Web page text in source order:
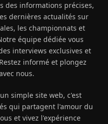
des informations précises,
dernières actualités sur
les championnats et
équipe dédiée vous
interviews exclusives et
informé et plongez
nous.
simple site web, c'est
qui partagent l'amour du
et vivez l'expérience